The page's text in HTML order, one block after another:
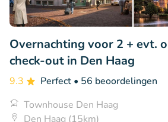
Overnachting voor 2 + evt.
check-out in Den Haag
9.3 Perfect • 56 beoordelingen
Townhouse Den Haag
Den Haag (15km)